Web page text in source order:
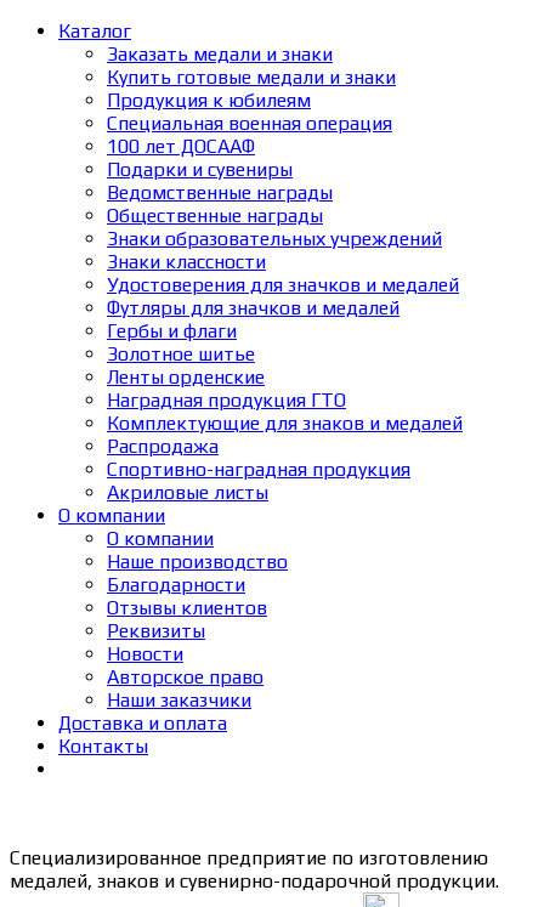
Каталог
Заказать медали и знаки
Купить готовые медали и знаки
Продукция к юбилеям
Специальная военная операция
100 лет ДОСААФ
Подарки и сувениры
Ведомственные награды
Общественные награды
Знаки образовательных учреждений
Знаки классности
Удостоверения для значков и медалей
Футляры для значков и медалей
Гербы и флаги
Золотное шитье
Ленты орденские
Наградная продукция ГТО
Комплектующие для знаков и медалей
Распродажа
Спортивно-наградная продукция
Акриловые листы
О компании
О компании
Наше производство
Благодарности
Отзывы клиентов
Реквизиты
Новости
Авторское право
Наши заказчики
Доставка и оплата
Контакты
Специализированное предприятие по изготовлению
медалей, знаков и сувенирно-подарочной продукции.